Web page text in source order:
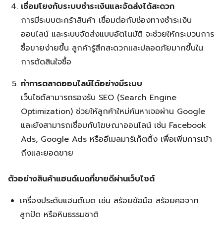
เชื่อมโยงกับระบบชำระเงินและจัดส่งได้สะดวก
การมีระบบตะกร้าสินค้า เชื่อมต่อกับช่องทางชำระเงิน
ออนไลน์ และระบบจัดส่งแบบอัตโนมัติ จะช่วยให้กระบวนการ
ซื้อขายง่ายขึ้น ลูกค้ารู้สึกสะดวกและปลอดภัยมากขึ้นใน
การตัดสินใจซื้อ
ทำการตลาดออนไลน์ได้อย่างมีระบบ
เว็บไซต์สามารถรองรับ SEO (Search Engine
Optimization) ช่วยให้ลูกค้าใหม่ค้นหาเจอผ่าน Google
และยังสามารถเชื่อมกับโฆษณาออนไลน์ เช่น Facebook
Ads, Google Ads หรืออีเมลมาร์เก็ตติ้ง เพื่อเพิ่มการเข้า
ถึงและยอดขาย
ตัวอย่างสินค้าแฮนด์เมดที่ขายดีผ่านเว็บไซต์
เครื่องประดับแฮนด์เมด เช่น สร้อยข้อมือ สร้อยคอจาก
ลูกปัด หรือหินธรรมชาติ